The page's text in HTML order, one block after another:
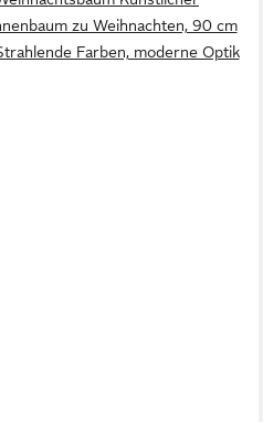
zu Weihnachten, 90 cm
Farben, moderne Optik